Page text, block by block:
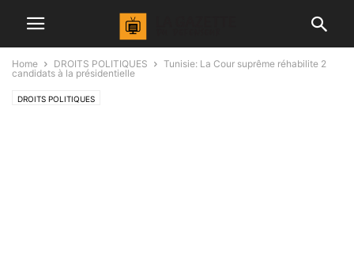
Home DROITS POLITIQUES
Tunisie: La Cour suprême réhabilite 2
candidats à la présidentielle
DROITS POLITIQUES